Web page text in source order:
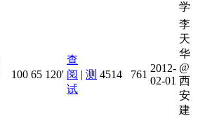
学
100 65 120'
查
阅 | 测
试
4514 761
2012-
02-01
李
天
华
@
西
安
建